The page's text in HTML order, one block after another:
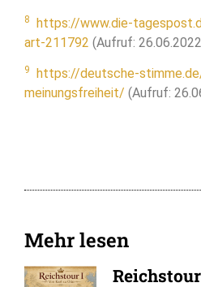
8
https://www.die-
art-211792 (Aufruf:
9
https://deutsche-
meinungsfreiheit/ (Aufruf:
Mehr lesen